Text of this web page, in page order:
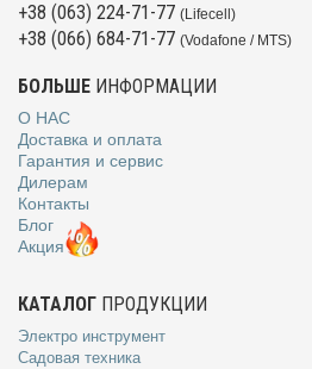
+38 (063) 224-71-77 (Lifecell)
+38 (066) 684-71-77 (Vodafone / MTS)
БОЛЬШЕ ИНФОРМАЦИИ
О НАС
Доставка и оплата
Гарантия и сервис
Дилерам
Контакты
Блог
Акция
КАТАЛОГ ПРОДУКЦИИ
Электро инструмент
Садовая техника